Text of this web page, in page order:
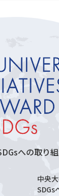
への取り
中央
SDGs